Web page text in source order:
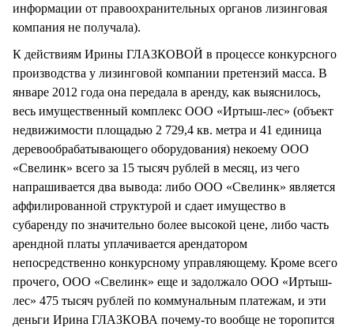
информации от правоохранительных органов лизинговая
компания не получала).
К действиям Ирины ГЛАЗКОВОЙ в процессе конкурсного
производства у лизинговой компании претензий масса. В
январе 2012 года она передала в аренду, как выяснилось,
весь имущественный комплекс ООО «Иртыш-лес» (объект
недвижимости площадью 2 729,4 кв. метра и 41 единица
деревообрабатывающего оборудования) некоему ООО
«Свелинк» всего за 15 тысяч рублей в месяц, из чего
напрашивается два вывода: либо ООО «Свелинк» является
аффилированной структурой и сдает имущество в
субаренду по значительно более высокой цене, либо часть
арендной платы уплачивается арендатором
непосредственно конкурсному управляющему. Кроме всего
прочего, ООО «Свелинк» еще и задолжало ООО «Иртыш-
лес» 475 тысяч рублей по коммунальным платежам, и эти
деньги Ирина ГЛАЗКОВА почему-то вообще не торопится